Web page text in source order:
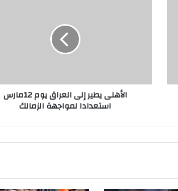
الأهلى يطير إلى العراق يوم 12مارس
استعدادا لمواجهة الزمالك